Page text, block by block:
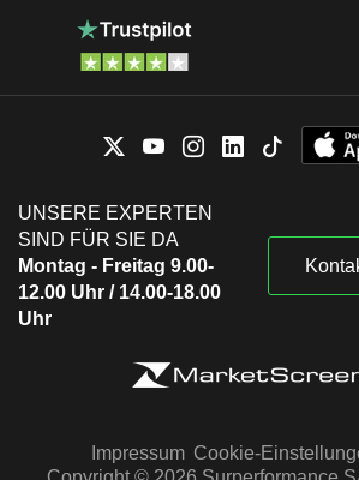
UNSERE EXPERTEN
SIND FÜR SIE DA
Montag - Freitag 9.00-
12.00 Uhr / 14.00-18.00
Uhr
Impressum Cookie-